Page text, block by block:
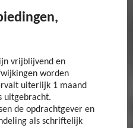
vrijblijvend en
worden
uiterlijk 1 maand
uitgebracht.
de opdrachtgever en
als schriftelijk